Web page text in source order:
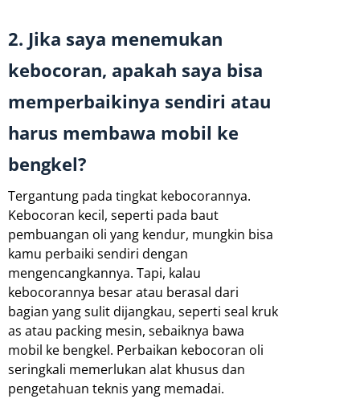
2. Jika saya menemukan
kebocoran, apakah saya bisa
memperbaikinya sendiri atau
harus membawa mobil ke
bengkel?
Tergantung pada tingkat kebocorannya.
Kebocoran kecil, seperti pada baut
pembuangan oli yang kendur, mungkin bisa
kamu perbaiki sendiri dengan
mengencangkannya. Tapi, kalau
kebocorannya besar atau berasal dari
bagian yang sulit dijangkau, seperti seal kruk
as atau packing mesin, sebaiknya bawa
mobil ke bengkel. Perbaikan kebocoran oli
seringkali memerlukan alat khusus dan
pengetahuan teknis yang memadai.